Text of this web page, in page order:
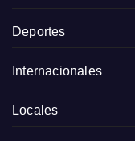
Deportes
Internacionales
Locales